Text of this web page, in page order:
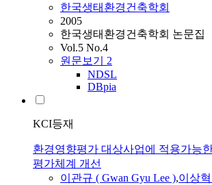
한국생태환경건축학회
2005
한국생태환경건축학회 논문집
Vol.5 No.4
원문보기 2
NDSL
DBpia
KCI등재
환경영향평가 대상사업에 적용가능
평가체계 개선
이관규 ( Gwan Gyu Lee ),이상